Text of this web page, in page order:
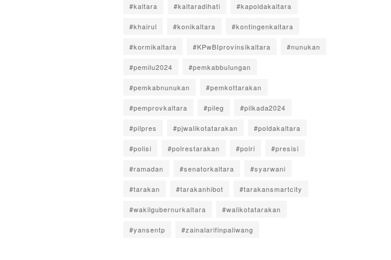
#kaltara #kaltaradihati #kapoldakaltara
#khairul #konikaltara #kontingenkaltara
#kormikaltara #KPwBIprovinsikaltara #nunukan
#pemilu2024 #pemkabbulungan
#pemkabnunukan #pemkottarakan
#pemprovkaltara #pileg #pilkada2024
#pilpres #pjwalikotatarakan #poldakaltara
#polisi #polrestarakan #polri #presisi
#ramadan #senatorkaltara #syarwani
#tarakan #tarakanhibot #tarakansmartcity
#wakilgubernurkaltara #walikotatarakan
#yansentp #zainalarifinpaliwang